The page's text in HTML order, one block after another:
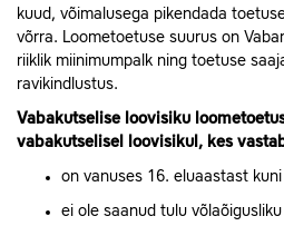
kuud, võimalusega pikendada
võrra. Loometoetuse suurus on
riiklik miinimumpalk ning toetuse
ravikindlustus.
Vabakutselise loovisiku
vabakutselisel loovisikul, kes
on vanuses 16. eluaastast
ei ole saanud tulu